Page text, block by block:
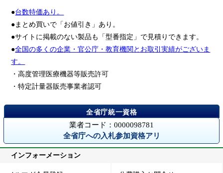
●台数特価あり。
●まとめ買いで「お値引き」あり。
●サイトに掲載のない製品も「型番指定」で見積りできます。
●全国の多くの企業・官公庁・教育機関とお取引実績がございま
す。
・高度管理医療機器等販売許可
・特定計量器販売事業者認可
業者コード：0000098781
全省庁への入札参加資格アリ
インフォーメーション